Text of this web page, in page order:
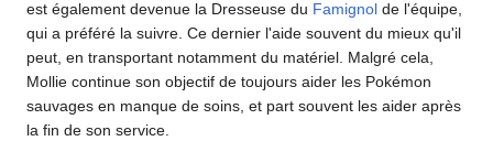
est également devenue la Dresseuse du Famignol de l'équipe,
qui a préféré la suivre. Ce dernier l'aide souvent du mieux qu'il
peut, en transportant notamment du matériel. Malgré cela,
Mollie continue son objectif de toujours aider les Pokémon
sauvages en manque de soins, et part souvent les aider après
la fin de son service.